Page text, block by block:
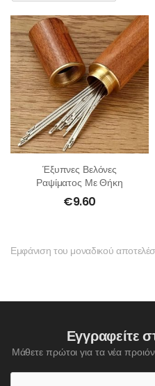
Έξυπνες Βελόνες
Ραψίματος Με Θήκη
€9.60
Εμφάνιση του μοναδικού
Εγγραφείτε
Μάθετε πρώτοι για τα νέα